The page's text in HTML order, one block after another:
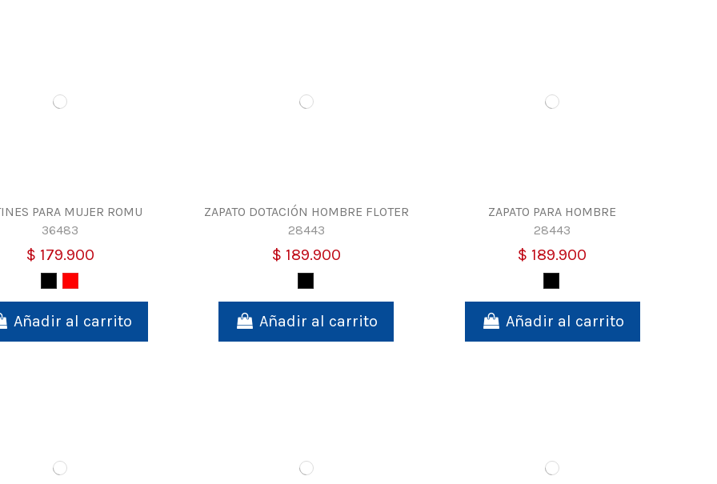
PARA MUJER ROMU
36483
$ 179.900
Negro
Rojo
Añadir al carrito
ZAPATO DOTACIÓN HOMBRE FLOTER
28443
$ 189.900
Negro
Añadir al carrito
ZAPATO PARA HOMBRE
28443
$ 189.900
Negro
Añadir al carrito